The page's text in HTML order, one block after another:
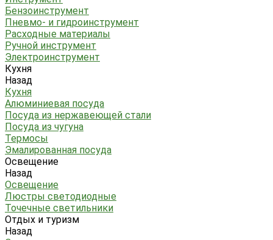
Бензоинструмент
Пневмо- и гидроинструмент
Расходные материалы
Ручной инструмент
Электроинструмент
Кухня
Назад
Кухня
Алюминиевая посуда
Посуда из нержавеющей стали
Посуда из чугуна
Термосы
Эмалированная посуда
Освещение
Назад
Освещение
Люстры светодиодные
Точечные светильники
Отдых и туризм
Назад